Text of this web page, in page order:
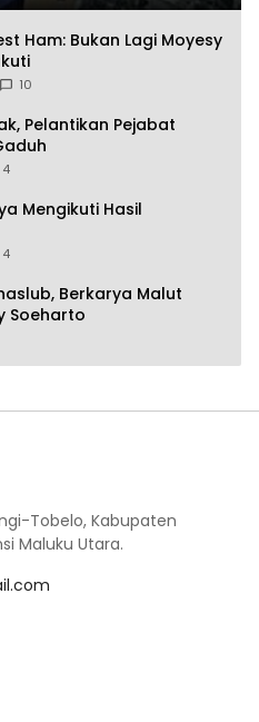
Ham: Bukan Lagi Moyesy
10
Pelantikan Pejabat
4
Mengikuti Hasil
4
Berkarya Malut
Soeharto
Tobelo, Kabupaten
Maluku Utara.